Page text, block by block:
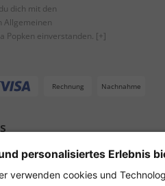
dich mit den
Allgemeinen
Popken einverstanden. [+]
Rechnung Nachnahme